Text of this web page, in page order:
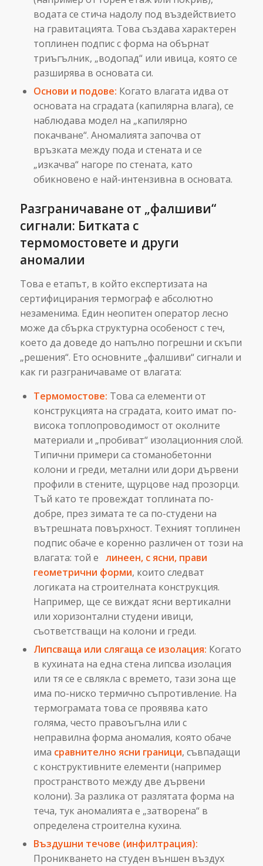
водата се стича надолу под въздействието
на гравитацията. Това създава характерен
топлинен подпис с форма на обърнат
триъгълник, „водопад“ или ивица, която се
разширява в основата си.
Основи и подове: Когато влагата идва от
основата на сградата (капилярна влага), се
наблюдава модел на „капилярно
покачване“. Аномалията започва от
връзката между пода и стената и се
„изкачва“ нагоре по стената, като
обикновено е най-интензивна в основата.
Разграничаване от „фалшиви“
сигнали: Битката с
термомостовете и други
аномалии
Това е етапът, в който експертизата на
сертифицирания термограф е абсолютно
незаменима. Един неопитен оператор лесно
може да сбърка структурна особеност с теч,
което да доведе до напълно погрешни и скъпи
„решения“. Ето основните „фалшиви“ сигнали и
как ги разграничаваме от влагата:
Термомостове: Това са елементи от
конструкцията на сградата, които имат по-
висока топлопроводимост от околните
материали и „пробиват“ изолационния слой.
Типични примери са стоманобетонни
колони и греди, метални или дори дървени
профили в стените, щурцове над прозорци.
Тъй като те провеждат топлината по-
добре, през зимата те са по-студени на
вътрешната повърхност. Техният топлинен
подпис обаче е коренно различен от този на
влагата: той е линеен, с ясни, прави
геометрични форми, които следват
логиката на строителната конструкция.
Например, ще се виждат ясни вертикални
или хоризонтални студени ивици,
съответстващи на колони и греди.
Липсваща или слягаща се изолация: Когато
в кухината на една стена липсва изолация
или тя се е свлякла с времето, тази зона ще
има по-ниско термично съпротивление. На
термограмата това се проявява като
голяма, често правоъгълна или с
неправилна форма аномалия, която обаче
има сравнително ясни граници, съвпадащи
с конструктивните елементи (например
пространството между две дървени
колони). За разлика от разлятата форма на
теча, тук аномалията е „затворена“ в
определена строителна кухина.
Въздушни течове (инфилтрация):
Проникването на студен външен въздух